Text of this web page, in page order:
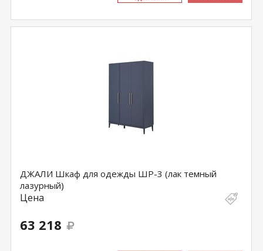
ДЖАЛИ Шкаф для одежды ШР-3 (лак темный
лазурный)
Цена
63 218